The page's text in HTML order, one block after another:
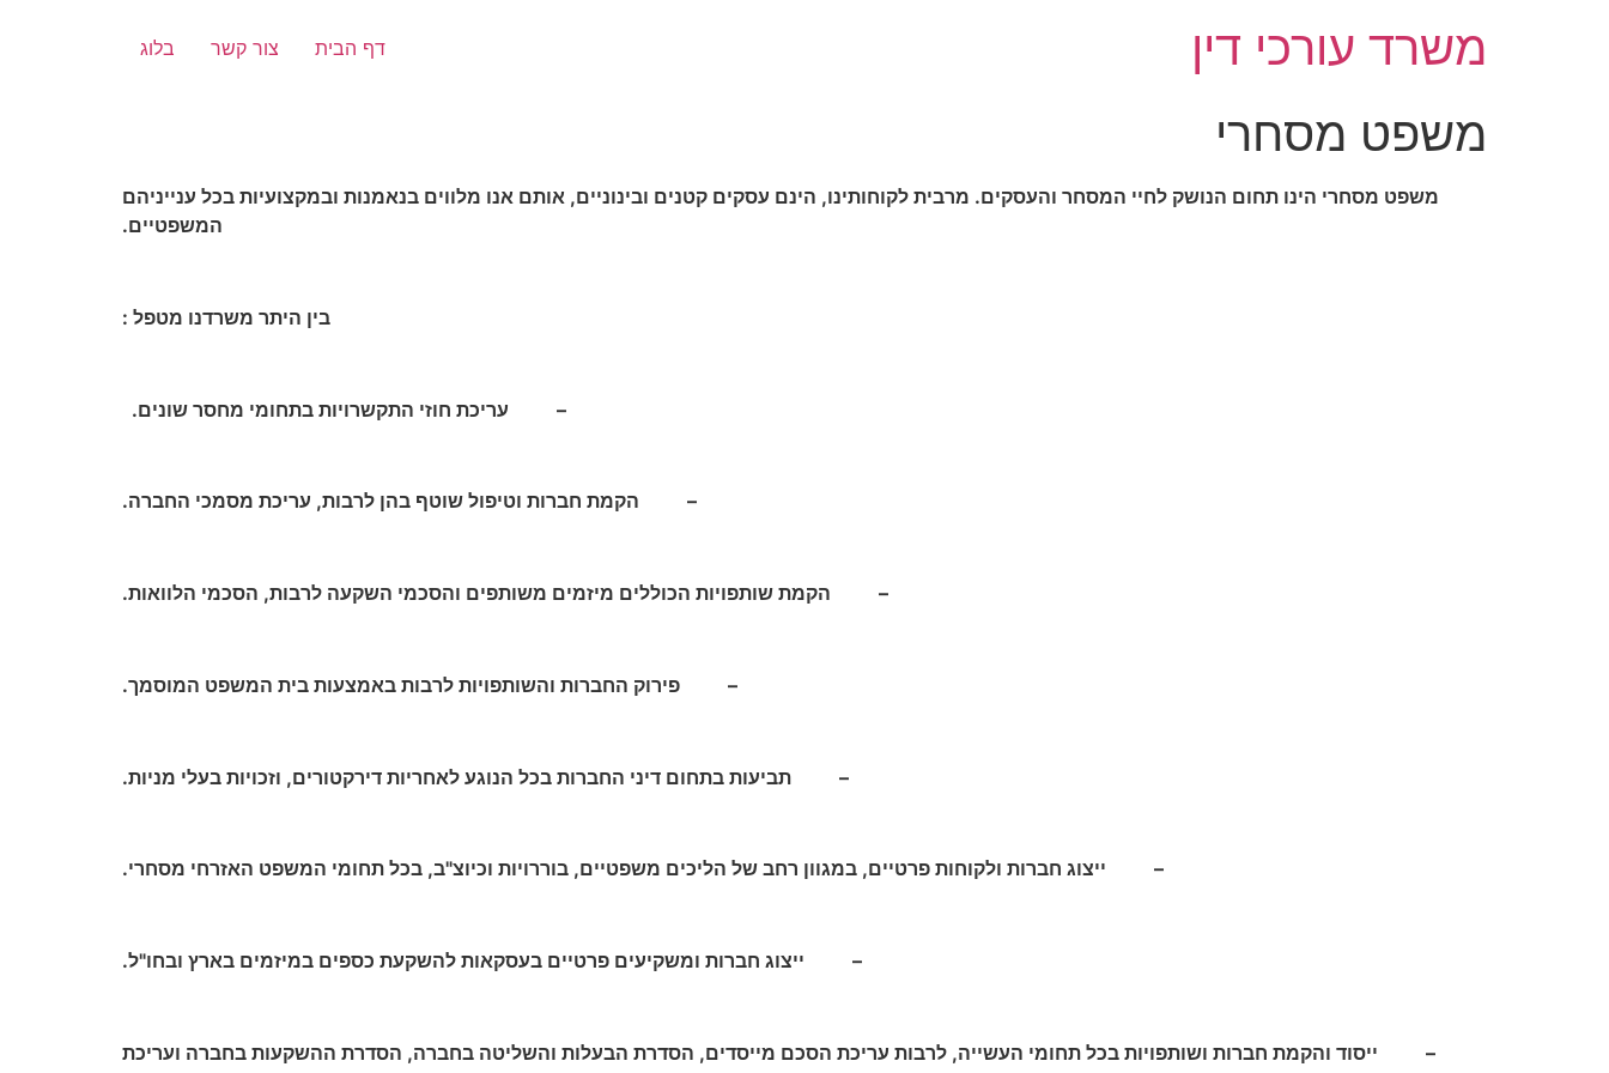
משרד עורכי דין דף הבית צור קשר בלוג
משפט מסחרי
משפט מסחרי הינו תחום הנושק לחיי המסחר והעסקים. מרבית לקוחותינו, הינם עסקים קטנים ובינוניים, אותם אנו מלווים בנאמנות ובמקצועיות בכל ענייניהם
המשפטיים.
בין היתר משרדנו מטפל :
– עריכת חוזי התקשרויות בתחומי מחסר שונים.
– הקמת חברות וטיפול שוטף בהן לרבות, עריכת מסמכי החברה.
– הקמת שותפויות הכוללים מיזמים משותפים והסכמי השקעה לרבות, הסכמי הלוואות.
– פירוק החברות והשותפויות לרבות באמצעות בית המשפט המוסמך.
– תביעות בתחום דיני החברות בכל הנוגע לאחריות דירקטורים, וזכויות בעלי מניות.
– ייצוג חברות ולקוחות פרטיים, במגוון רחב של הליכים משפטיים, בוררויות וכיוצ"ב, בכל תחומי המשפט האזרחי מסחרי.
– ייצוג חברות ומשקיעים פרטיים בעסקאות להשקעת כספים במיזמים בארץ ובחו"ל.
– ייסוד והקמת חברות ושותפויות בכל תחומי העשייה, לרבות עריכת הסכם מייסדים, הסדרת הבעלות והשליטה בחברה, הסדרת ההשקעות בחברה ועריכת